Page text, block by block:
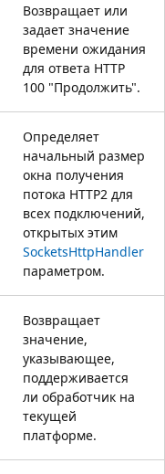
Возвращает или
задает значение
времени ожидания
для ответа HTTP
100 "Продолжить".
Определяет
начальный размер
окна получения
потока HTTP2 для
всех подключений,
открытых этим
SocketsHttpHandler
параметром.
Возвращает
значение,
указывающее,
поддерживается
ли обработчик на
текущей
платформе.